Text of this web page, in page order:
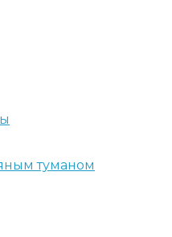
туманом